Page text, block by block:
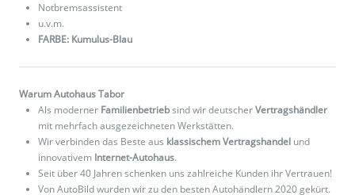
Notbremsassistent
u.v.m.
FARBE: Kumulus-Blau
Warum Autohaus Tabor
Als moderner Familienbetriebsind wir deutscherVertragshändler
mit mehrfach ausgezeichneten Werkstätten.
Wir verbinden das Beste aus klassischem Vertragshandel und
innovativem Internet-Autohaus.
Seit über 40 Jahren schenken uns zahlreiche Kunden ihr Vertrauen!
Von AutoBild wurden wir zu den besten Autohändlern 2020 gekürt.